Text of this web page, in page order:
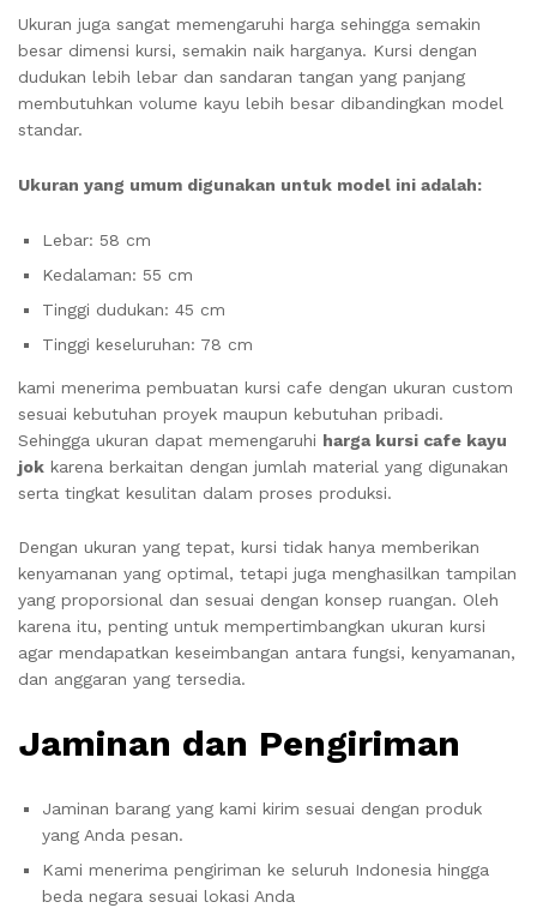
Ukuran juga sangat memengaruhi harga sehingga semakin
besar dimensi kursi, semakin naik harganya. Kursi dengan
dudukan lebih lebar dan sandaran tangan yang panjang
membutuhkan volume kayu lebih besar dibandingkan model
standar.
Ukuran yang umum digunakan untuk model ini adalah:
Lebar: 58 cm
Kedalaman: 55 cm
Tinggi dudukan: 45 cm
Tinggi keseluruhan: 78 cm
kami menerima pembuatan kursi cafe dengan ukuran custom
sesuai kebutuhan proyek maupun kebutuhan pribadi.
Sehingga ukuran dapat memengaruhi harga kursi cafe kayu
jok karena berkaitan dengan jumlah material yang digunakan
serta tingkat kesulitan dalam proses produksi.
Dengan ukuran yang tepat, kursi tidak hanya memberikan
kenyamanan yang optimal, tetapi juga menghasilkan tampilan
yang proporsional dan sesuai dengan konsep ruangan. Oleh
karena itu, penting untuk mempertimbangkan ukuran kursi
agar mendapatkan keseimbangan antara fungsi, kenyamanan,
dan anggaran yang tersedia.
Jaminan dan Pengiriman
Jaminan barang yang kami kirim sesuai dengan produk
yang Anda pesan.
Kami menerima pengiriman ke seluruh Indonesia hingga
beda negara sesuai lokasi Anda